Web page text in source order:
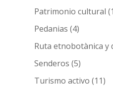
Patrimonio cultural
Pedanias (4)
Ruta etnobotànica y
Senderos (5)
Turismo activo (11)